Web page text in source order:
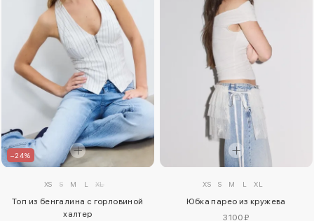
–24%
XS S M L XL
Топ из бенгалина с горловиной
халтер
XS S M L XL
Юбка парео из кружева
3100 ₽